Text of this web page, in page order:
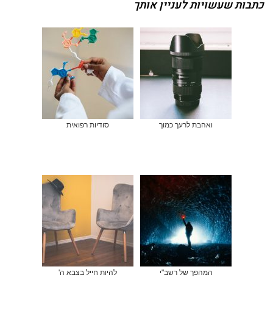
כתבות שעשויות לעניין אותך
ואהבת לרעך כמוך סודיות רפואית
המהפך של רשב"י להיות חייל בצבא ה'